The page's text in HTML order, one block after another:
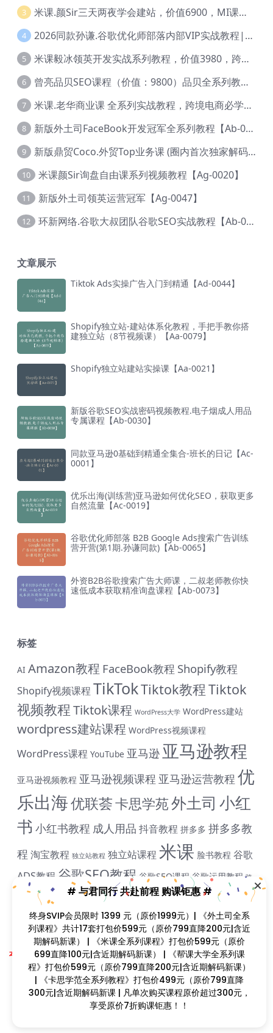
3 米课.颜Sir三天两夜学会建站，价值6900，MI课甄选课程 【Ag-0055】
4 2026同款孙谦.谷歌优化师部落内部VIP实战教程|价值4999元全网独家解码（官方报名版本）【@034】
5 米课毅冰领英开发实战系列教程，价值3980，跨境必选【Ag-0049】
6 曾亮品贝SEO课程（价值：9800）品贝全系列教程 【Ab-0022】
7 米课.老华商业课 全系列实战教程，跨境电商必学，价值16900元【Ag-0053】
8 新版外土司FaceBook开发冠军全系列教程【Ab-0021】
9 新版鼎贸Coco.外贸Top业务课 (圈内首次独家解码|460节课)【Ag-0091】
10 米课颜Sir询盘自由课系列视频教程【Ag-0020】
11 新版外土司领英运营冠军【Ag-0047】
12 环新网络.谷歌大叔团队谷歌SEO实战教程【Ab-0024】
文章展示
Tiktok Ads实操广告入门到精通【Ad-0044】
Shopify独立站-建站体系化教程，手把手教你搭
建独立站（8节视频课）【Aa-0079】
Shopify独立站建站实操课【Aa-0021】
新版谷歌SEO实战密码视频教程.电子烟成人用品
专属课程【Ab-0030】
同款亚马逊0基础到精通全集合-班长的日记【Ac-
0001】
优乐出海(训练营)亚马逊如何优化SEO，获取更多
自然流量【Ac-0019】
谷歌优化师部落 B2B Google Ads搜索广告训练
营开营(第1期.孙谦同款)【Ab-0065】
外资B2B谷歌搜索广告大师课，二叔老师教你快
速低成本获取精准询盘课程【Ab-0073】
标签
AI Amazon教程 FaceBook教程 Shopify教程
Shopify视频课程 TikTokTiktok教程Tiktok
视频教程Tiktok课程 WordPress大学 WordPress建站
wordpress建站课程 WordPress视频课程
WordPress课程 YouTube 亚马逊 亚马逊教程
亚马逊视频教程 亚马逊视频课程 亚马逊运营教程 优
乐出海优联荟卡思学苑外土司 小红
书 小红书教程 成人用品 抖音教程 拼多多 拼多多教
程 淘宝教程 独立站教程 独立站课程 米课 脸书教程 谷歌
ADS教程 谷歌SEO教程 谷歌SEO课程 谷歌运用教程 跨
阿里国际站雨课网雷子教程颜Sir飞橙教育
Copyright © 2023找课程网- All rights reserved
本站支持课程资源互换，优质课程资源互换请联系微信在线客服：zkcw598 (备
注：课程互换)
闽ICP备2022077749号
# 与君同行 共赴前程 购课钜惠 #